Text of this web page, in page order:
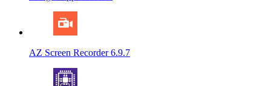
AZ Screen Recorder 6.9.7